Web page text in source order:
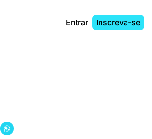
Entrar Inscreva-se